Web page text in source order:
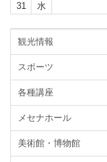
31
水
観光情報
スポーツ
各種講座
メセナホール
美術館・博物館